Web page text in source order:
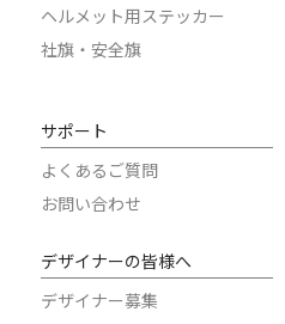
ヘルメット用ステッカー
社旗・安全旗
サポート
よくあるご質問
お問い合わせ
デザイナーの皆様へ
デザイナー募集